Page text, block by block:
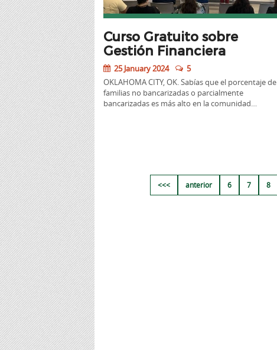
Curso Gratuito sobre
Gestión Financiera
25 January 2024
5
OKLAHOMA CITY, OK. Sabías que el porcentaje de
familias no bancarizadas o parcialmente
bancarizadas es más alto en la comunidad…
<<< anterior 6 7 8